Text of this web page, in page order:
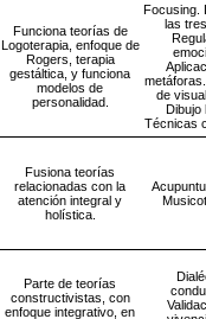
Funciona teorías de
Logoterapia, enfoque de
Rogers, terapia
gestáltica, y funciona
modelos de
personalidad.
Focusing.
las
de
Dibujo
Técnicas
Fusiona teorías
relacionadas con la
atención integral y
holística.
Parte de teorías
constructivistas, con
enfoque integrativo, en